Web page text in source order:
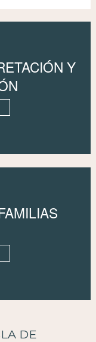
Y
DE